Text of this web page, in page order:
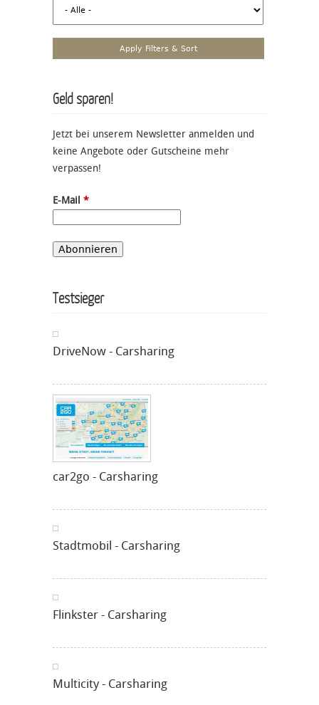
Geld sparen!
Jetzt bei unserem Newsletter anmelden und
keine Angebote oder Gutscheine mehr
verpassen!
E-Mail *
Testsieger
DriveNow - Carsharing
car2go - Carsharing
Stadtmobil - Carsharing
Flinkster - Carsharing
Multicity - Carsharing